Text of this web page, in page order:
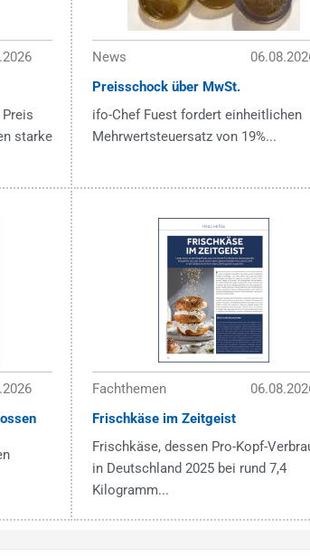
starke
News
Preisschock über MwSt.
ifo-Chef Fuest fordert einheitlichen
Mehrwertsteuersatz von 19%...
Fachthemen
Frischkäse im Zeitgeist
Frischkäse, dessen Pro-Kopf-
in Deutschland 2025 bei rund 7,4
Kilogramm...